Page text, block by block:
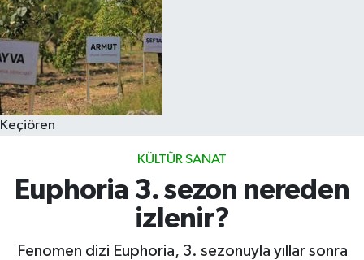
Keçiören
KÜLTÜR SANAT
Euphoria 3. sezon nereden
izlenir?
Fenomen dizi Euphoria, 3. sezonuyla yıllar sonra